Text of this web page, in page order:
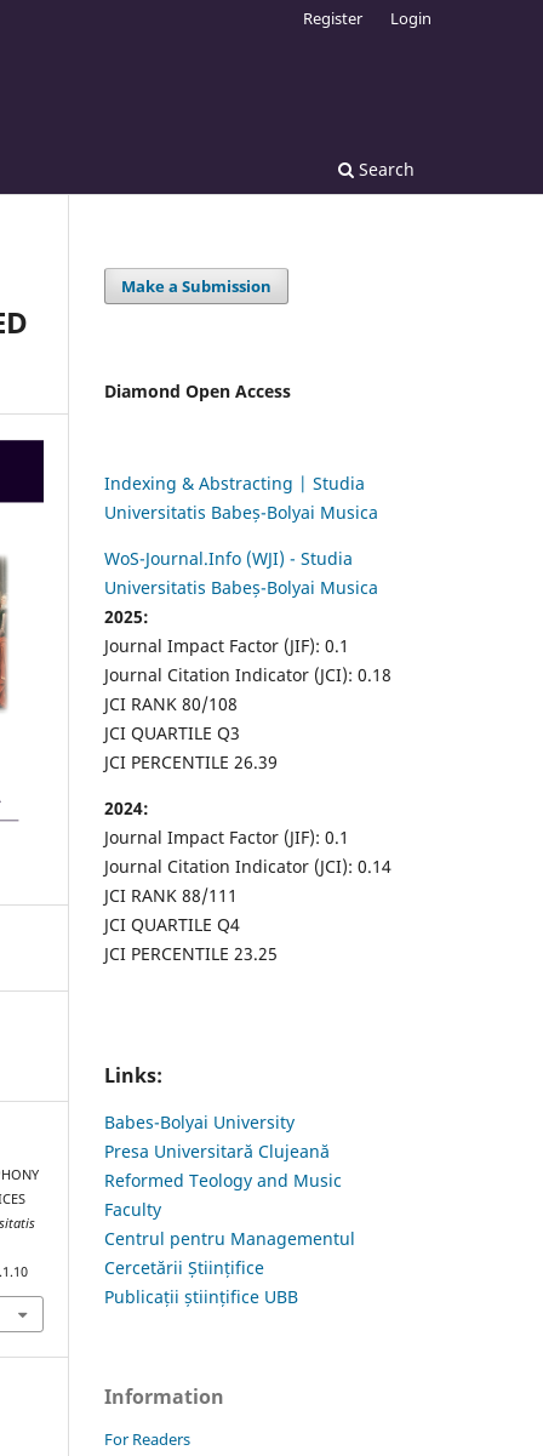
Search
Register Login
Make a Submission
Diamond Open Access
Indexing & Abstracting | Studia
Universitatis Babeș-Bolyai Musica
WoS-Journal.Info (WJI) - Studia
Universitatis Babeș-Bolyai Musica
2025:
Journal Impact Factor (JIF): 0.1
Journal Citation Indicator (JCI): 0.18
JCI RANK 80/108
JCI QUARTILE Q3
JCI PERCENTILE 26.39
2024:
Journal Impact Factor (JIF): 0.1
Journal Citation Indicator (JCI): 0.14
JCI RANK 88/111
JCI QUARTILE Q4
JCI PERCENTILE 23.25
Links:
Babes-Bolyai University
Presa Universitară Clujeană
Reformed Teology and Music
Faculty
Centrul pentru Managementul
Cercetării Științifice
Publicații științifice UBB
Information
For Readers